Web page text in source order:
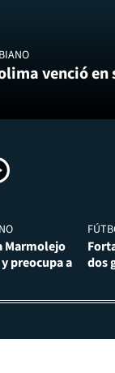
venció en
Marmolejo
preocupa a
dos